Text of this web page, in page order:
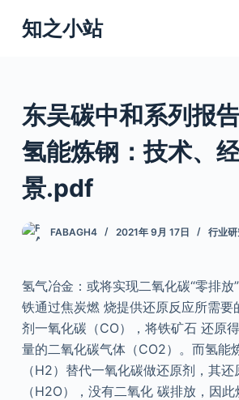
跳
过
知之小站
东吴碳中和系列报
氢能炼钢：技术、
景.pdf
FABAGH4 2021年 9月 17日 行业
氢气冶金：或将实现二氧化碳“零排放
铁通过焦炭燃 烧提供还原反应所需要
剂一氧化碳（CO），将铁矿石 还原
量的二氧化碳气体（CO2）。而氢能
（H2）替代一氧化碳做还原剂，其
（H2O），没有二氧化 碳排放，因